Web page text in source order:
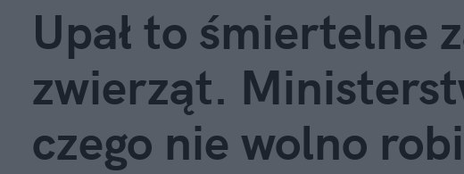
Upał to śmiertelne
zwierząt.
czego nie wolno